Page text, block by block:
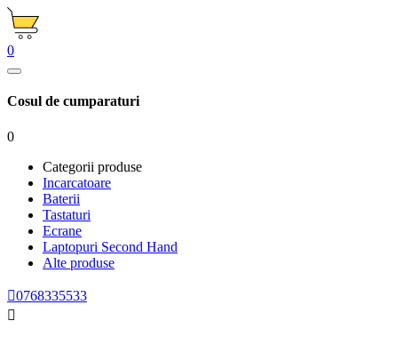
0
Cosul de cumparaturi
0
Categorii produse
Incarcatoare
Baterii
Tastaturi
Ecrane
Laptopuri Second Hand
Alte produse
0768335533
